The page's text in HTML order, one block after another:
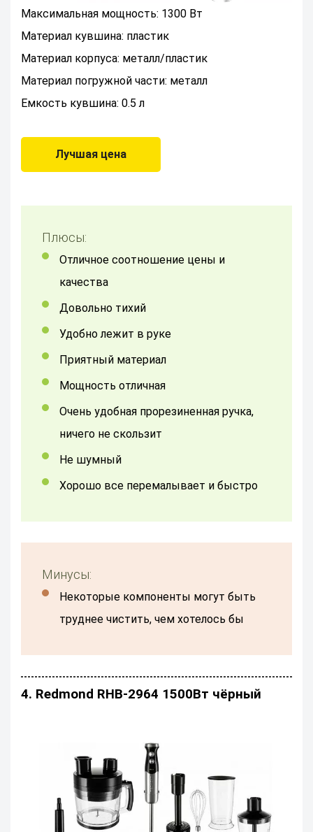
Максимальная мощность: 1300 Вт
Материал кувшина: пластик
Материал корпуса: металл/пластик
Материал погружной части: металл
Емкость кувшина: 0.5 л
Лучшая цена
Плюсы:
отличное соотношение цены и
качества
Довольно тихий
удобно лежит в руке
приятный материал
Мощность отличная
Очень удобная прорезиненная ручка,
ничего не скользит
не шумный
Хорошо все перемалывает и быстро
Минусы:
некоторые компоненты могут быть
труднее чистить, чем хотелось бы
4. Redmond RHB-2964 1500Вт чёрный